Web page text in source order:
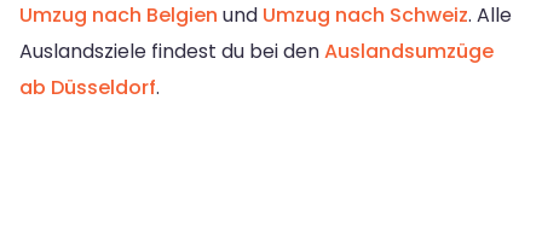
Umzug nach Belgien und Umzug nach Schweiz. Alle
Auslandsziele findest du bei denAuslandsumzüge
ab Düsseldorf.